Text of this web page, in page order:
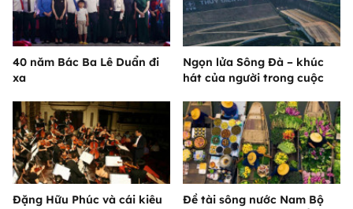
40 năm Bác Ba Lê Duẩn đi
xa
Ngọn lửa Sông Đà – khúc
hát của người trong cuộc
Đặng Hữu Phúc và cái kiêu
Đề tài sông nước Nam Bộ